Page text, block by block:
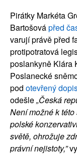
Pirátky Markéta
Bartošovápřed
varují právě před
protipotratová
poslankyně Klára
Poslanecké
pod otevřený
odešle„Česká
Není možné k
polské
světě, ohrožuje
právní nejistoty,”